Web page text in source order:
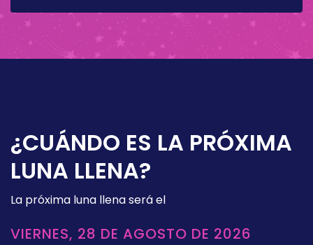
¿CUÁNDO ES LA PRÓXIMA
LUNA LLENA?
La próxima luna llena será el
VIERNES, 28 DE AGOSTO DE 2026